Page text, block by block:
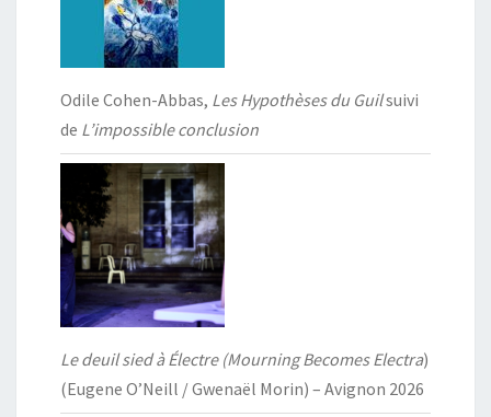
Odile Cohen-Abbas, Les Hypothèses du Guilsuivi
de L’impossible conclusion
Le deuil sied à Électre (Mourning Becomes Electra)
(Eugene O’Neill / Gwenaël Morin) – Avignon 2026